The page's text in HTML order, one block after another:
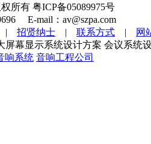
所有 粤ICP备05089975号
E-mail：av@szpa.com
| 招贤纳士 | 联系方式 |
网
幕显示系统设计方案 会议系统
响系统 音响工程公司